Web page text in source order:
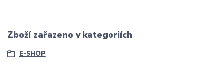
Zboží zařazeno v kategoriích
E-SHOP